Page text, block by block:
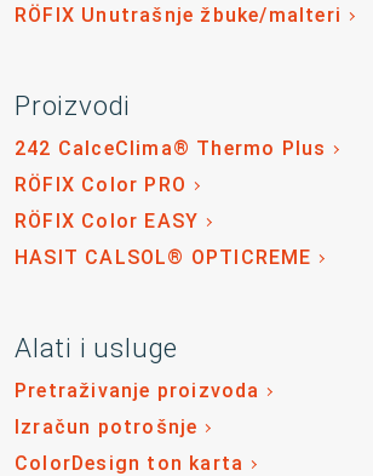
RÖFIX Unutrašnje žbuke/malteri
Proizvodi
242 CalceClima® Thermo Plus
RÖFIX Color PRO
RÖFIX Color EASY
HASIT CALSOL® OPTICREME
Alati i usluge
Pretraživanje proizvoda
Izračun potrošnje
ColorDesign ton karta